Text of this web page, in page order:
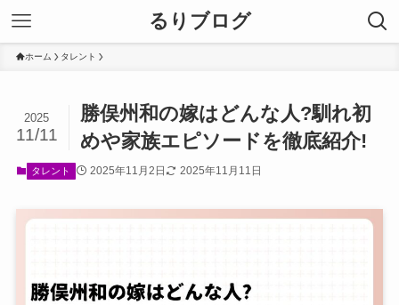
るりブログ
ホーム タレント
勝俣州和の嫁はどんな人?馴れ初
めや家族エピソードを徹底紹介!
2025
11/11
タレント 2025年11月2日 2025年11月11日